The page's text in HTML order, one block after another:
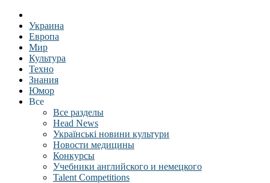
Украина
Европа
Мир
Культура
Техно
Знания
Юмор
Все
Все разделы
Head News
Українські новини культури
Новости медицины
Конкурсы
Учебники английского и немецкого
Talent Competitions